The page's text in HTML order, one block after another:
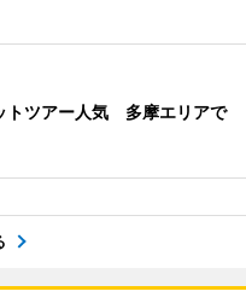
トツアー人気 多摩エリアで